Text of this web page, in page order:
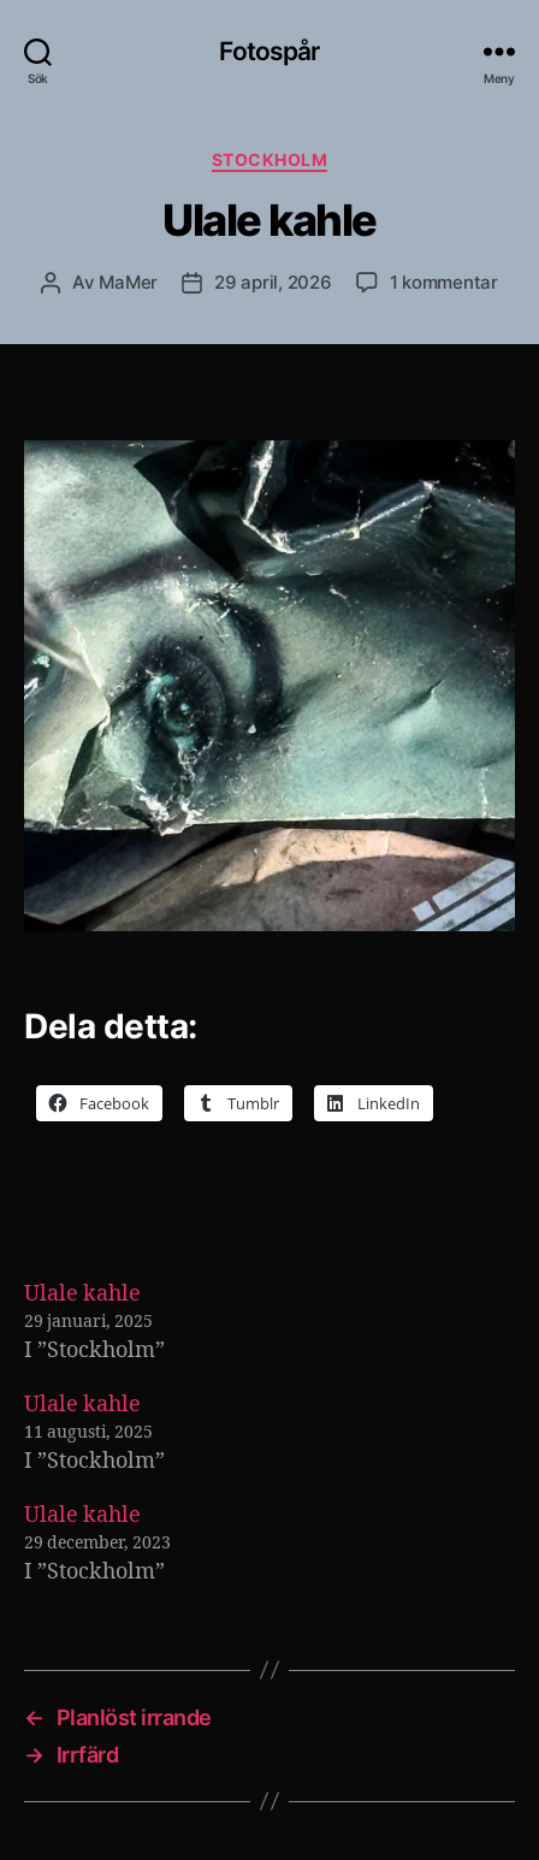
Sök
Fotospår
Meny
Kategorier
STOCKHOLM
Ulale kahle
Inläggsförfattare
Av MaMer Inläggsdatum
29 april, 2026 1 kommentartill
Dela detta:
Facebook Tumblr LinkedIn
Ulale kahle
29 januari, 2025
I ”Stockholm”
Ulale kahle
11 augusti, 2025
I ”Stockholm”
Ulale kahle
29 december, 2023
I ”Stockholm”
←
Planlöst irrande
→ Irrfärd